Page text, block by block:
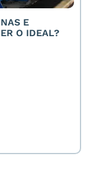
E
O IDEAL?